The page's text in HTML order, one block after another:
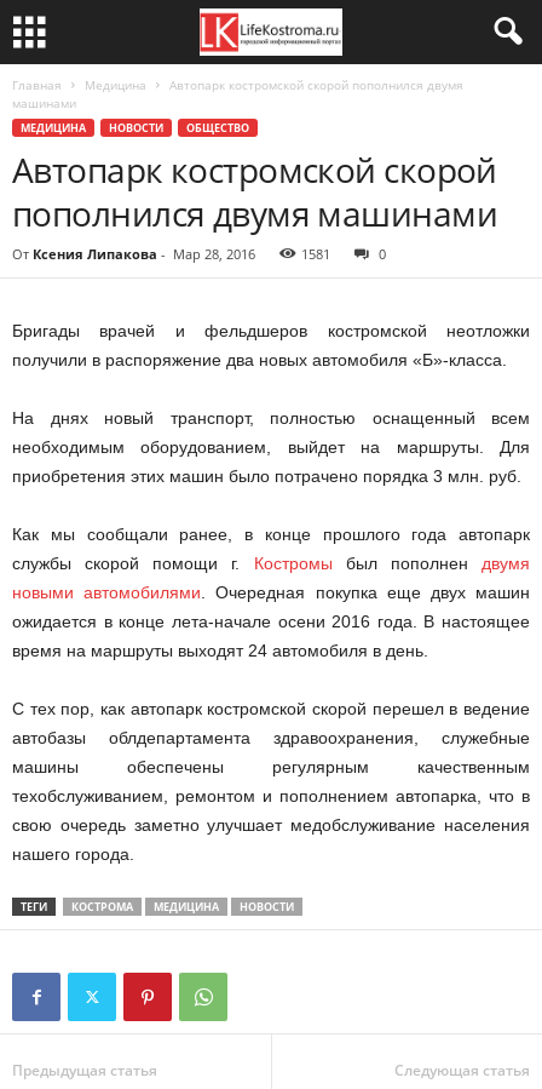
Главная Медицина
Автопарк костромской скорой пополнился двумя
машинами
МЕДИЦИНА НОВОСТИ ОБЩЕСТВО
Автопарк костромской скорой
пополнился двумя машинами
От Ксения Липакова - Мар 28, 2016 1581 0
Бригады врачей и фельдшеров костромской неотложки
получили в распоряжение два новых автомобиля «Б»-класса.
На днях новый транспорт, полностью оснащенный всем
необходимым оборудованием, выйдет на маршруты. Для
приобретения этих машин было потрачено порядка 3 млн. руб.
Как мы сообщали ранее, в конце прошлого года автопарк
службы скорой помощи г. Костромы был пополнен двумя
новыми автомобилями . Очередная покупка еще двух машин
ожидается в конце лета-начале осени 2016 года. В настоящее
время на маршруты выходят 24 автомобиля в день.
С тех пор, как автопарк костромской скорой перешел в ведение
автобазы облдепартамента здравоохранения, служебные
машины обеспечены регулярным качественным
техобслуживанием, ремонтом и пополнением автопарка, что в
свою очередь заметно улучшает медобслуживание населения
нашего города.
ТЕГИ КОСТРОМА МЕДИЦИНА НОВОСТИ
Предыдущая статья Следующая статья